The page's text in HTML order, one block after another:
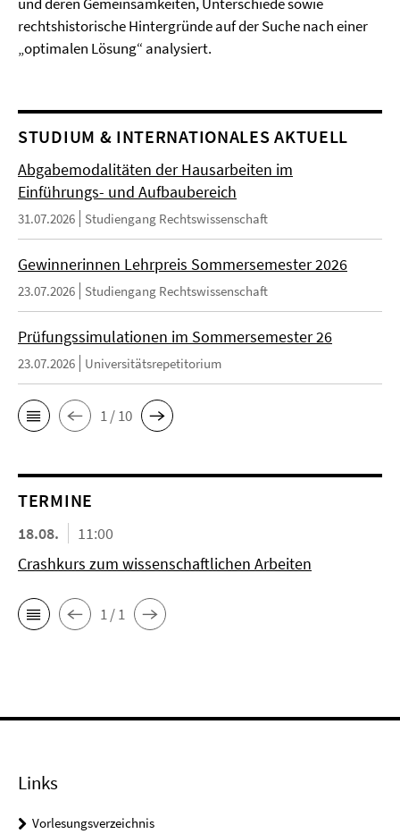
rechtshistorische Hintergründe auf der Suche nach einer
„optimalen Lösung“ analysiert.
STUDIUM & INTERNATIONALES AKTUELL
Abgabemodalitäten der Hausarbeiten im
Einführungs- und Aufbaubereich
31.07.2026 Studiengang Rechtswissenschaft
Gewinnerinnen Lehrpreis Sommersemester 2026
23.07.2026 Studiengang Rechtswissenschaft
Prüfungssimulationen im Sommersemester 26
23.07.2026 Universitätsrepetitorium
1 / 10
TERMINE
18.08.
11:00
Crashkurs zum wissenschaftlichen Arbeiten
1 / 1
Links
Vorlesungsverzeichnis